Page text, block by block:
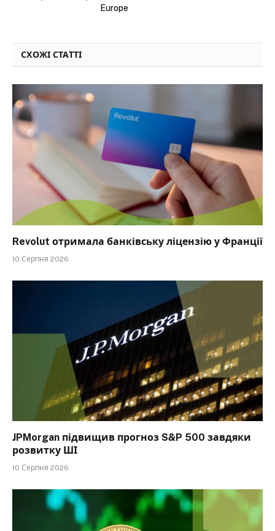
Europe
СХОЖІ СТАТТІ
Revolut отримала банківську ліцензію у Франції
10 Серпня 2026
JPMorgan підвищив прогноз S&P 500 завдяки
розвитку ШІ
10 Серпня 2026